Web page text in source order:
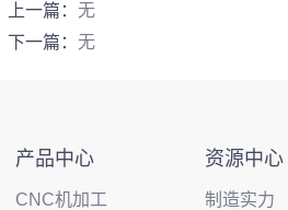
上一篇： 无
下一篇： 无
产品中心
CNC机加工
资源中心
制造实力